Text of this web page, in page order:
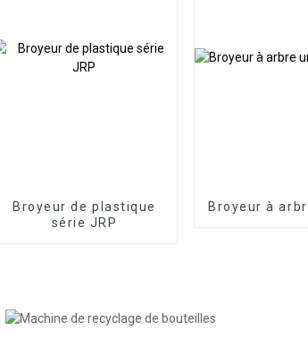
Broyeur de plastique
série JRP
Broyeur à